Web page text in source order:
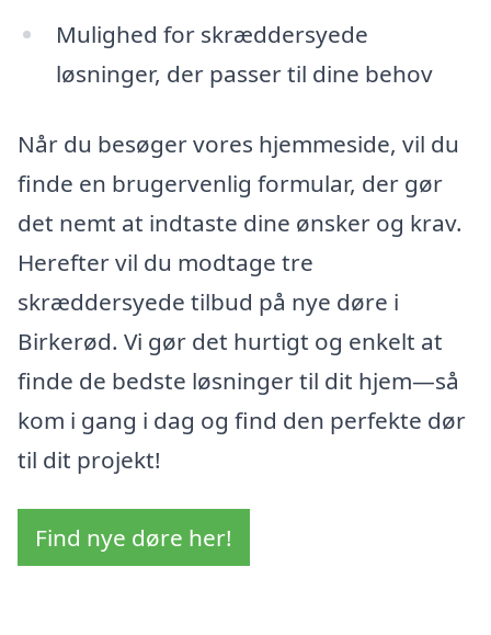
Mulighed for skræddersyede
løsninger, der passer til dine behov
Når du besøger vores hjemmeside, vil du
finde en brugervenlig formular, der gør
det nemt at indtaste dine ønsker og krav.
Herefter vil du modtage tre
skræddersyede tilbud på nye døre i
Birkerød. Vi gør det hurtigt og enkelt at
finde de bedste løsninger til dit hjem—så
kom i gang i dag og find den perfekte dør
til dit projekt!
Find nye døre her!